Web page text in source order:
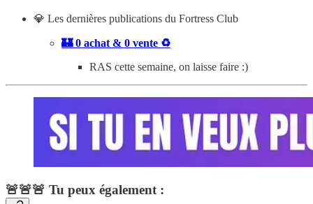
💎 Les dernières publications du Fortress Club
🏰 0 achat & 0 vente ♻️
RAS cette semaine, on laisse faire :)
🚨🚨🚨 Tu peux également :